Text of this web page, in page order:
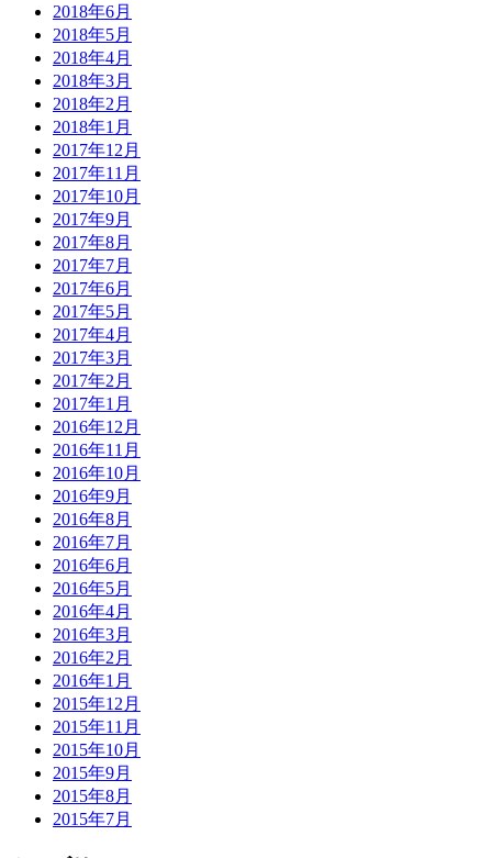
2018年6月
2018年5月
2018年4月
2018年3月
2018年2月
2018年1月
2017年12月
2017年11月
2017年10月
2017年9月
2017年8月
2017年7月
2017年6月
2017年5月
2017年4月
2017年3月
2017年2月
2017年1月
2016年12月
2016年11月
2016年10月
2016年9月
2016年8月
2016年7月
2016年6月
2016年5月
2016年4月
2016年3月
2016年2月
2016年1月
2015年12月
2015年11月
2015年10月
2015年9月
2015年8月
2015年7月